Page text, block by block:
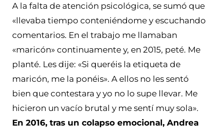
A la falta de atención psicológica, se sumó que
«llevaba tiempo conteniéndome y escuchando
comentarios. En el trabajo me llamaban
«maricón» continuamente y, en 2015, peté. Me
planté. Les dije: «Si queréis la etiqueta de
maricón, me la ponéis». A ellos no les sentó
bien que contestara y yo no lo supe llevar. Me
hicieron un vacío brutal y me sentí muy sola».
En 2016, tras un colapso emocional, Andrea